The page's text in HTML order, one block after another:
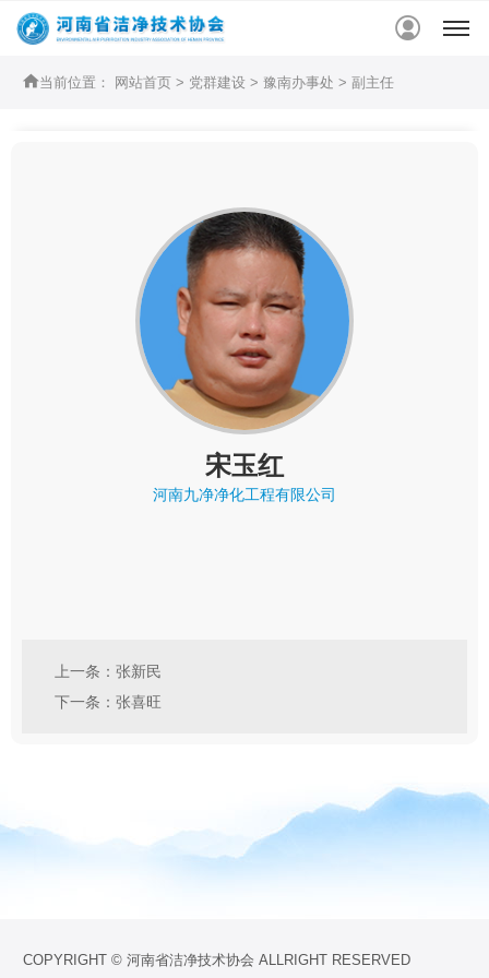

当前位置： 网站首页 > 党群建设 > 豫南办事处 > 副主任
宋玉红
河南九净净化工程有限公司
上一条：张新民
下一条：张喜旺
COPYRIGHT © 河南省洁净技术协会 ALLRIGHT RESERVED